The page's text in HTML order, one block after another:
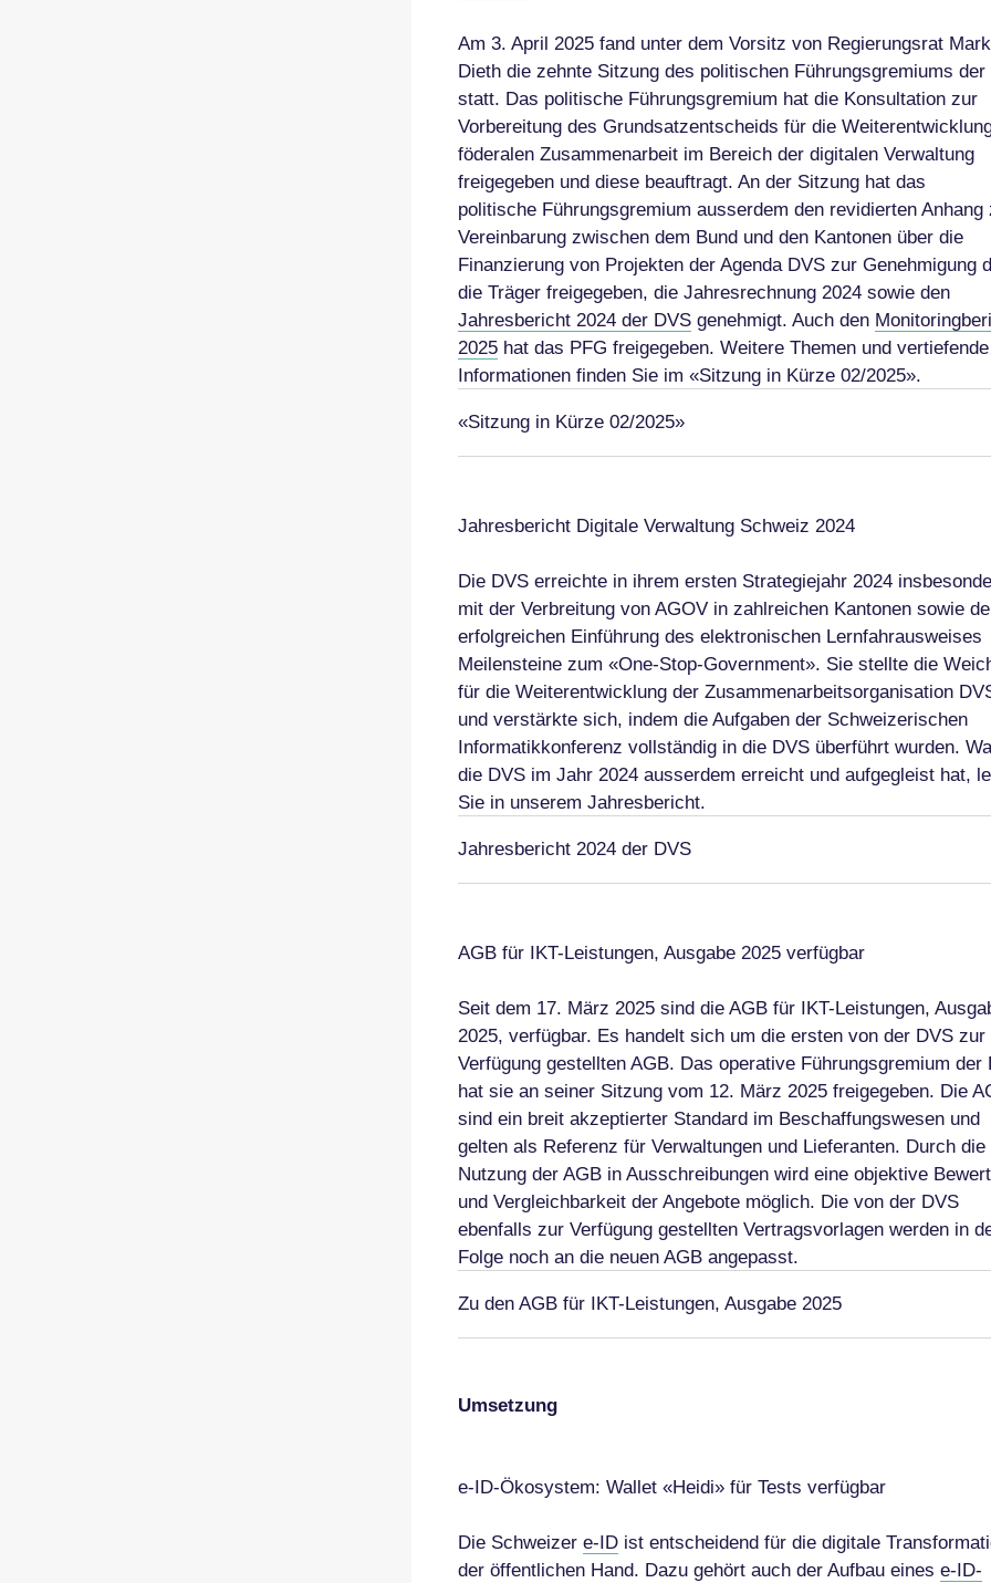
Am 3. April 2025 fand unter dem Vorsitz von Regierungsrat
Dieth die zehnte Sitzung des politischen Führungsgremiums der
statt. Das politische Führungsgremium hat die Konsultation zur
Vorbereitung des Grundsatzentscheids für die
föderalen Zusammenarbeit im Bereich der digitalen Verwaltung
freigegeben und diese beauftragt. An der Sitzung hat das
politische Führungsgremium ausserdem den revidierten Anhang
Vereinbarung zwischen dem Bund und den Kantonen über die
Finanzierung von Projekten der Agenda DVS zur Genehmigung
die Träger freigegeben, die Jahresrechnung 2024 sowie den
Jahresbericht 2024 der DVS genehmigt. Auch den
2025 hat das PFG freigegeben. Weitere Themen und vertiefende
Informationen finden Sie im «Sitzung in Kürze 02/2025».
«Sitzung in Kürze 02/2025»
Jahresbericht Digitale Verwaltung Schweiz 2024
Die DVS erreichte in ihrem ersten Strategiejahr 2024
mit der Verbreitung von AGOV in zahlreichen Kantonen sowie
erfolgreichen Einführung des elektronischen Lernfahrausweises
Meilensteine zum «One-Stop-Government». Sie stellte die
für die Weiterentwicklung der Zusammenarbeitsorganisation
und verstärkte sich, indem die Aufgaben der Schweizerischen
Informatikkonferenz vollständig in die DVS überführt wurden.
die DVS im Jahr 2024 ausserdem erreicht und aufgegleist hat,
Sie in unserem Jahresbericht.
Jahresbericht 2024 der DVS
AGB für IKT-Leistungen, Ausgabe 2025 verfügbar
Seit dem 17. März 2025 sind die AGB für IKT-Leistungen,
2025, verfügbar. Es handelt sich um die ersten von der DVS zur
Verfügung gestellten AGB. Das operative Führungsgremium der
hat sie an seiner Sitzung vom 12. März 2025 freigegeben. Die
sind ein breit akzeptierter Standard im Beschaffungswesen und
gelten als Referenz für Verwaltungen und Lieferanten. Durch die
Nutzung der AGB in Ausschreibungen wird eine objektive
und Vergleichbarkeit der Angebote möglich. Die von der DVS
ebenfalls zur Verfügung gestellten Vertragsvorlagen werden in
Folge noch an die neuen AGB angepasst.
Zu den AGB für IKT-Leistungen, Ausgabe 2025
Umsetzung
e-ID-Ökosystem: Wallet «Heidi» für Tests verfügbar
Die Schweizer e-ID ist entscheidend für die digitale
der öffentlichen Hand. Dazu gehört auch der Aufbau eines e-ID-